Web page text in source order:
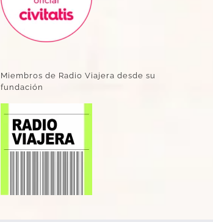
Miembros de Radio Viajera desde su
fundación